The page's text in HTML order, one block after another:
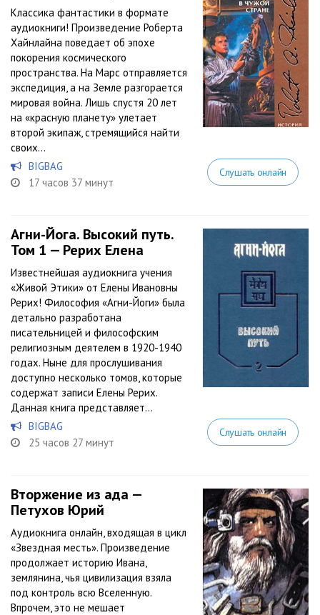
Классика фантастики в формате
аудиокниги! Произведение Роберта
Хайнлайна поведает об эпохе
покорения космического
пространства. На Марс отправляется
экспедиция, а на Земле разгорается
мировая война. Лишь спустя 20 лет
на «красную планету» улетает
второй экипаж, стремящийся найти
своих...
BIGBAG
17 часов 37 минут
Слушать онлайн
Агни-Йога. Высокий путь.
Том 1 — Рерих Елена
Известнейшая аудиокнига учения
«Живой Этики» от Елены Ивановны
Рерих! Философия «Агни-Йоги» была
детально разработана
писательницей и философским
религиозным деятелем в 1920-1940
годах. Ныне для прослушивания
доступно несколько томов, которые
содержат записи Елены Рерих.
Данная книга представляет...
BIGBAG
25 часов 27 минут
Слушать онлайн
Вторжение из ада —
Петухов Юрий
Аудиокнига онлайн, входящая в цикл
«Звездная месть». Произведение
продолжает историю Ивана,
землянина, чья цивилизация взяла
под контроль всю Вселенную.
Впрочем, это не мешает